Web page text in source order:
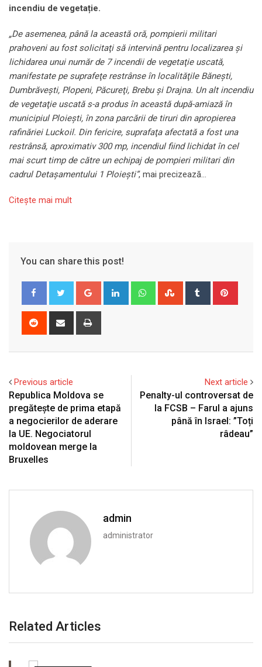
incendiu de vegetație.
„De asemenea, până la această oră, pompierii militari
prahoveni au fost solicitaţi să intervină pentru localizarea şi
lichidarea unui număr de 7 incendii de vegetaţie uscată,
manifestate pe suprafeţe restrânse în localităţile Băneşti,
Dumbrăveşti, Plopeni, Păcureţi, Brebu şi Drajna. Un alt incendiu
de vegetaţie uscată s-a produs în această după-amiază în
municipiul Ploieşti, în zona parcării de tiruri din apropierea
rafinăriei Luckoil. Din fericire, suprafaţa afectată a fost una
restrânsă, aproximativ 300 mp, incendiul fiind lichidat în cel
mai scurt timp de către un echipaj de pompieri militari din
cadrul Detaşamentului 1 Ploieşti”, mai precizează…
Citeşte mai mult
You can share this post!
Google+ LinkedIn WhatsappStumbleUpon
Tumblr
Reddit
Share
Previous article
Republica Moldova se
pregătește de prima etapă
a negocierilor de aderare
la UE. Negociatorul
moldovean merge la
Bruxelles
Next article
Penalty-ul controversat de
la FCSB – Farul a ajuns
până în Israel: ”Toți
râdeau”
admin
administrator
Related Articles